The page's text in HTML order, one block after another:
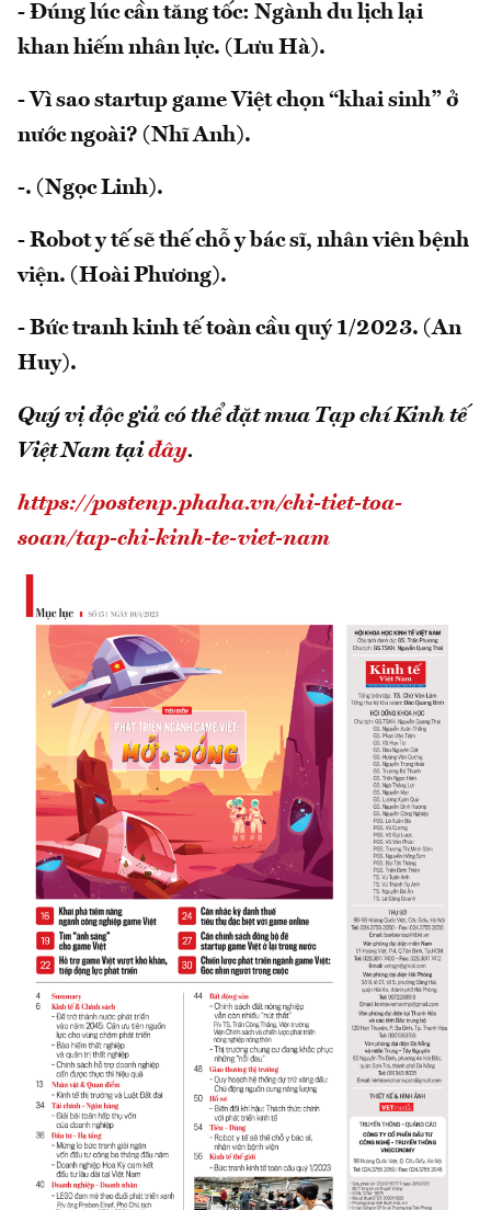
- Đúng lúc cần tăng tốc: Ngành du lịch lại
khan hiếm nhân lực. (Lưu Hà).
- Vì sao startup game Việt chọn “khai sinh” ở
nước ngoài? (Nhĩ Anh).
-. (Ngọc Linh).
- Robot y tế sẽ thế chỗ y bác sĩ, nhân viên bệnh
viện. (Hoài Phương).
- Bức tranh kinh tế toàn cầu quý 1/2023. (An
Huy).
Quý vị độc giả có thể đặt mua Tạp chí Kinh tế
Việt Nam tạiđây.
https://postenp.phaha.vn/chi-tiet-toa-
soan/tap-chi-kinh-te-viet-nam